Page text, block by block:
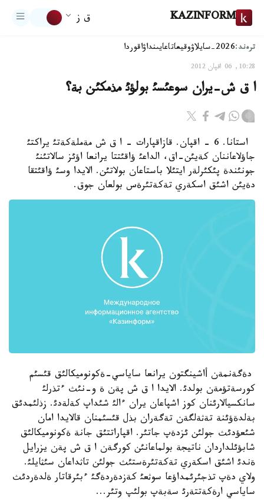
KAZINFORM ق ز
ترەند:2026-سايلاۋ وقيعاتاعايىنداۋاقوردا
10:28, 06 اقپان 2012
ا ق ش-يران سوعئسئ بولؤئ مذمكئن بة؟
استانا. 6 - اقپان. قازاقپارات - ا ق ش مةملةكةتئ يراكتئ
جاؤلاعاننان كةيئن-اق، الداعئ ؤاقئتتا يرانعا اؤئز سالاتئنئ
جونئندة پئكئرلةر ايتئلا باستاعان بولاتئن. الايدا وسئ ؤاقئتقا
دةيئن اشئق اسكةري تةكةتئرةس بولعان جوق.
دةگةنمةن أاشينگتون يرانعا ساياسي-ةكونوميكالئق قئسئم
كورسةتؤمةن بولدئ. الايدا ا ق ش پةن ة و-نئث ءتذرلئ
سانكسيالارئنان كوز اشپاعان يران ءالئ شئداپ كةلةدئ. زذلئمدئق
بةلدةؤئنة تةثةلگةن تةگةران بذل قئسئمنان قالايدا امان
شئعؤدئث جولئن ئزدةپ جاتئر. اقپاراتتئق جانة ةكونوميكالئق
شابؤئلداردان ناتيجة بولماعانئن كورگةن ا ق ش پةن يزرايل
ةندئ اشئق اسكةري تةكةتئرةستئث جولئن تاثداعان سئثايلئ.
ولاي دةپ تذجئرئمداؤعا سوثعئ كةزدةردةگئ ءبئرقاتار ةلدةردئث
ساياسي ارةكةتتةرئ سةبةپ بولئپ وتئر...